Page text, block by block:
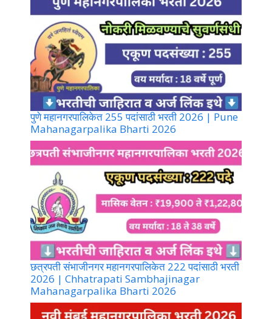
पुणे महानगरपालिकेत 255 पदांसाठी भरती 2026 | Pune
Mahanagarpalika Bharti 2026
छत्रपती संभाजीनगर महानगरपालिकेत 222 पदांसाठी भरती
2026 | Chhatrapati Sambhajinagar
Mahanagarpalika Bharti 2026